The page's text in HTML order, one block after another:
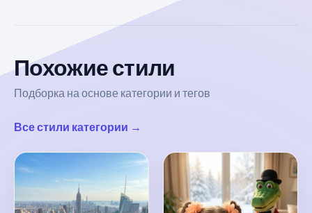
Похожие стили
Подборка на основе категории и тегов
Все стили категории →